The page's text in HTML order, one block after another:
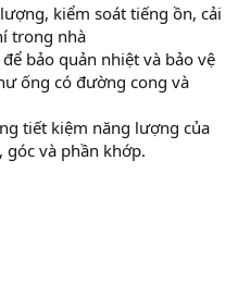
kiểm soát tiếng ồn, cải
trong nhà
bảo quản nhiệt và bảo vệ
ống có đường cong và
tiết kiệm năng lượng của
và phần khớp.